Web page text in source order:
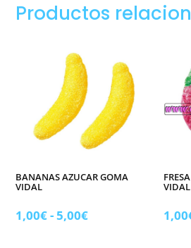
goma
Productos
BANANAS AZUCAR GOMA
VIDAL
1,00€-5,00€Rango
VIDAL
1,00